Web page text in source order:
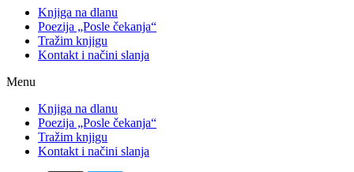
Knjiga na dlanu
Poezija „Posle čekanja“
Tražim knjigu
Kontakt i načini slanja
Menu
Knjiga na dlanu
Poezija „Posle čekanja“
Tražim knjigu
Kontakt i načini slanja